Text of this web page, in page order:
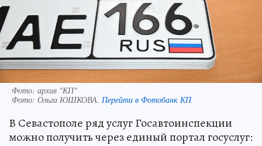
Фото: архив "КП"
Фото: Ольга ЮШКОВА. Перейти в Фотобанк КП
В Севастополе ряд услуг Госавтоинспекции
можно получить через единый портал госуслуг: